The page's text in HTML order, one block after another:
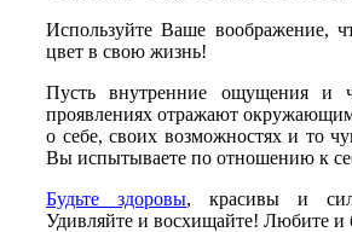
Используйте Ваше воображение,
цвет в свою жизнь!
Пусть внутренние ощущения и
проявлениях отражают
о себе, своих возможностях и то
Вы испытываете по отношению к
Будьте здоровы, красивы и
Удивляйте и восхищайте! Любите и